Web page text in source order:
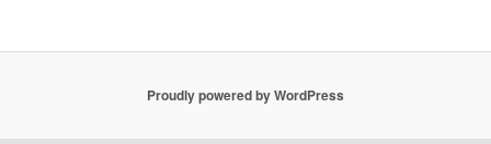
Proudly powered by WordPress